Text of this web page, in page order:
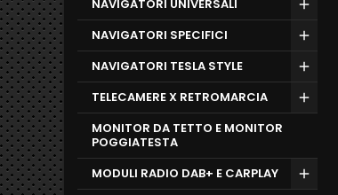
NAVIGATORI UNIVERSALI
NAVIGATORI SPECIFICI
NAVIGATORI TESLA STYLE
TELECAMERE X RETROMARCIA
MONITOR DA TETTO E MONITOR
POGGIATESTA
MODULI RADIO DAB+ E CARPLAY